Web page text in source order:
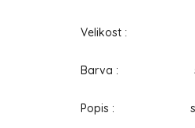
Velikost :
Barva :
Popis : sada